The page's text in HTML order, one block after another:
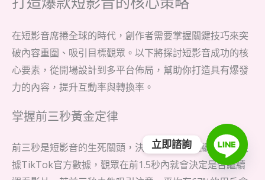
在短影音席捲全球的時代，創作者需要掌握關鍵技巧來突
破內容重圍、吸引目標觀眾。以下將探討短影音成功的核
心要素，從開場設計到多平台佈局，幫助你打造具有爆發
力的內容，提升互動率與轉換率。
掌握前三秒黃金定律
前三秒是短影音的生死關頭，決定觀眾是否繼續觀看。根
據TikTok官方數據，觀眾在前1.5秒內就會決定是否繼續
立即諮詢